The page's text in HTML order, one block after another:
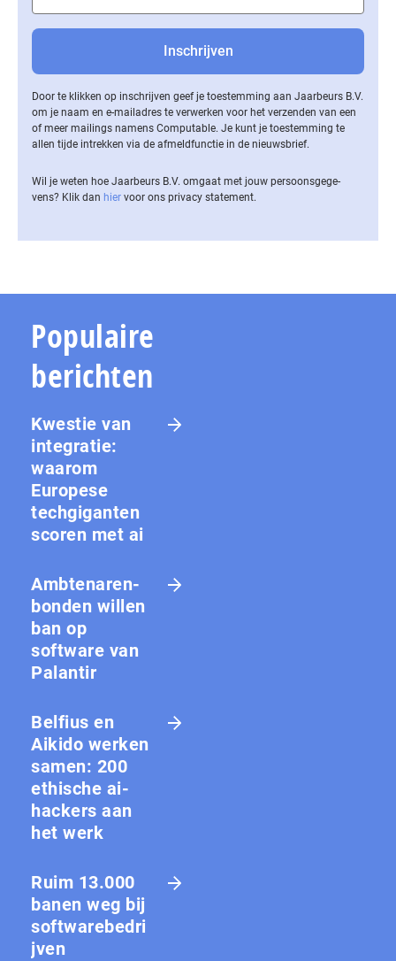
Door te klikken op inschrijven geef je toestemming aan Jaarbeurs B.V.
om je naam en e-mailadres te verwerken voor het verzenden van een
of meer mailings namens Computable. Je kunt je toestemming te
allen tijde intrekken via de af­meld­func­tie in de nieuwsbrief.
Wil je weten hoe Jaarbeurs B.V. omgaat met jouw per­soons­ge­ge­
vens? Klik dan hier voor ons privacy statement.
Populaire
berichten
Kwestie van
integratie:
waarom
Europese
techgiganten
scoren met ai
Amb­te­na­ren­
bon­den willen
ban op
software van
Palantir
Belfius en
Aikido werken
samen: 200
ethische ai-
hackers aan
het werk
Ruim 13.000
banen weg bij
softwarebedri
jven